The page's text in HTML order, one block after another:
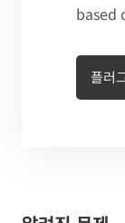
based
플러